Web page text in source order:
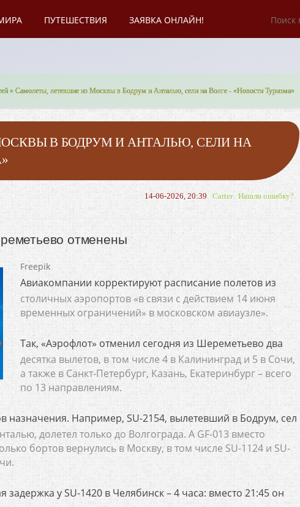
ПУТЕШЕСТВИЯ ЗАЯВКА ОНЛАЙН!
» Самолеты, летевшие из Москвы в Бодрум и Анталью, сели на Волге - «Новости Туризма»
В БОДРУМ И АНТАЛЬЮ, СЕЛИ НА
14-06-2026, 20:39 Carter Нашли ошибку?
отменены
Freepik
Авиакомпании корректируют расписание полетов из
столичных аэропортов «в связи с действием 14 июня
временных ограничений» в московском авиаузле».
Так, «Аэрофлот» отменил сегодня из Шереметьево два
десятка вылетов, в том числе 4 в Калининград и 5 в Сочи,
а также в Санкт-Петербург, Казань, Екатеринбург – всего
по 13 направлениям.
назначения. Например, SU-2154, вылетевший в Бодрум, сел
долетел только до Волгограда. А GF-013 вместо
бортов вернулись в Москву, в том числе SU-1124 и SU-
задержка у SU-1420 в Челябинск – 4 часа: вместо 21:45 он